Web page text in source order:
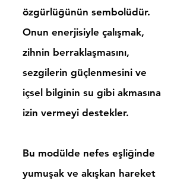
özgürlüğünün sembolüdür.
Onun enerjisiyle çalışmak,
zihnin berraklaşmasını,
sezgilerin güçlenmesini ve
içsel bilginin su gibi akmasına
izin vermeyi destekler.
Bu modülde nefes eşliğinde
yumuşak ve akışkan hareket